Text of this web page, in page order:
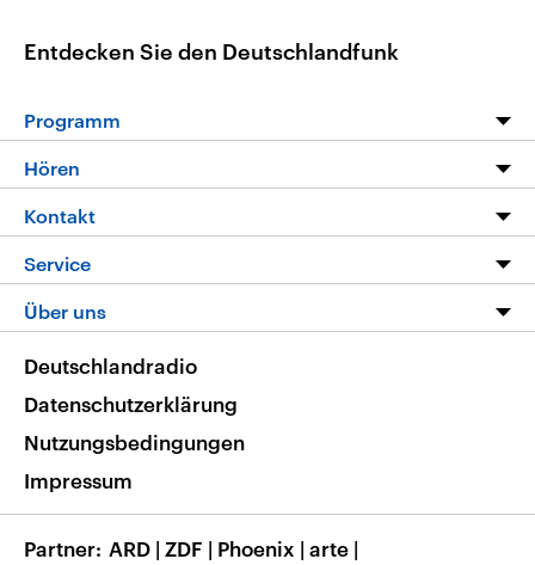
Entdecken Sie den Deutschlandfunk
Programm
Programm
Die Nachrichten
Nachrichtenleicht
Neue Beiträge auf dlf.de
Hören
Livestream
Podcasts
Deutschlandfunk App
Nachrichten App
Frequenzen
Kontakt
Hörerservice
Service
FAQ
Veranstaltungen
Musikliste
RSS
Über uns
Barrierefreiheit
Deutschlandradio
Datenschutzerklärung
Nutzungsbedingungen
Impressum
Partner ARD | ZDF | Phoenix | arte |